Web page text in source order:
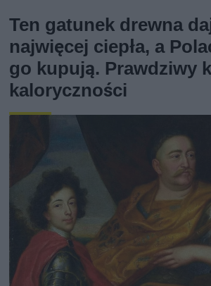
Ten gatunek drewna
najwięcej ciepła, a
go kupują. Prawdziwy
kaloryczności